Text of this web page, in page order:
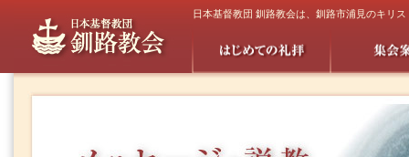
日本基督教団 釧路教会は、釧路市浦見のキリ